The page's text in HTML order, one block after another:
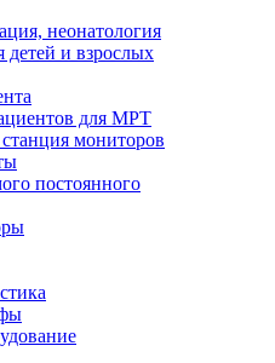
неонатология
и взрослых
для МРТ
мониторов
постоянного